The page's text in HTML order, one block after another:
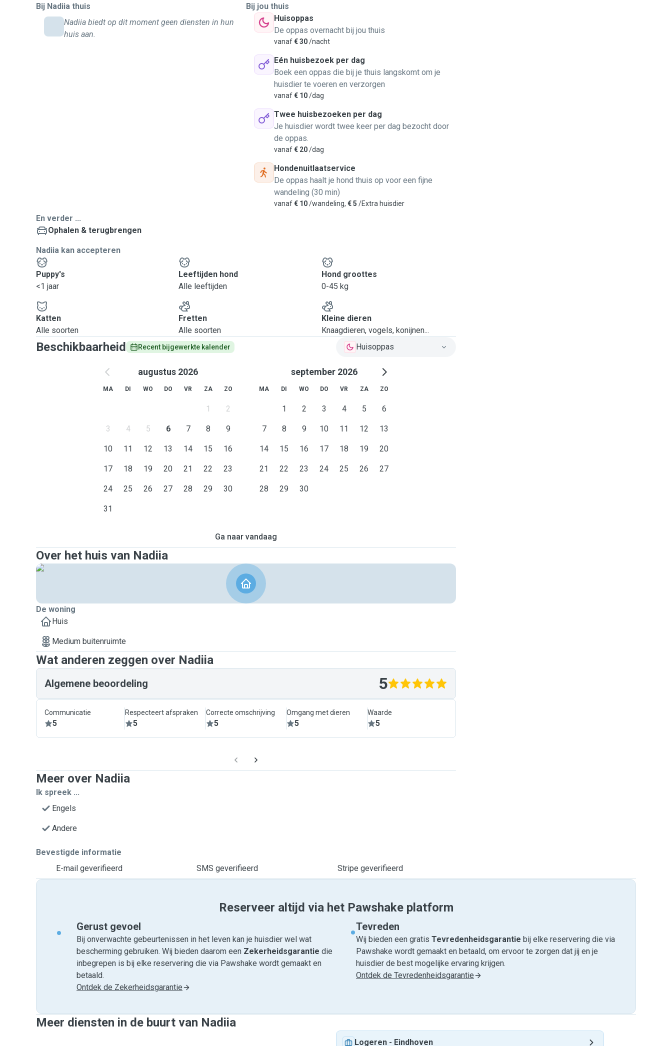
Bij Nadiia thuis
Nadiia biedt op dit moment geen diensten in hun
huis aan.
Bij jou thuis
Huisoppas
De oppas overnacht bij jou thuis
vanaf€ 30/nacht
Eén huisbezoek per dag
Boek een oppas die bij je thuis langskomt om je
huisdier te voeren en verzorgen
vanaf€ 10/dag
Twee huisbezoeken per dag
Je huisdier wordt twee keer per dag bezocht door
de oppas.
vanaf€ 20/dag
Hondenuitlaatservice
De oppas haalt je hond thuis op voor een fijne
wandeling (30 min)
vanaf€ 10/wandeling, € 5 /Extra huisdier
En verder ...
Ophalen & terugbrengen
Nadiia kan accepteren
Puppy's
<1 jaar
Leeftijden hond
Alle leeftijden
Hond groottes
0-45 kg
Katten
Alle soorten
Fretten
Alle soorten
Kleine dieren
Knaagdieren, vogels, konijnen...
Beschikbaarheid Recent bijgewerkte kalender Huisoppas
augustus 2026
MA DI WO DO VR ZA ZO
1 2
3 4 5 6 7 8 9
10 11 12 13 14 15 16
17 18 19 20 21 22 23
24 25 26 27 28 29 30
31
september 2026
MA DI WO DO VR ZA ZO
1 2 3 4 5 6
7 8 9 10 11 12 13
14 15 16 17 18 19 20
21 22 23 24 25 26 27
28 29 30
Ga naar vandaag
Over het huis van Nadiia
De woning
Huis
Medium buitenruimte
Wat anderen zeggen over Nadiia
Algemene beoordeling 5
Communicatie
5
Respecteert afspraken
5
Correcte omschrijving
5
Omgang met dieren
5
Waarde
5
Meer over Nadiia
Ik spreek ...
Engels
Andere
Bevestigde informatie
E-mail geverifieerd
SMS geverifieerd Stripe geverifieerd
Reserveer altijd via het Pawshake platform
Gerust gevoel
Bij onverwachte gebeurtenissen in het leven kan je huisdier wel wat
bescherming gebruiken. Wij bieden daarom een Zekerheidsgarantie die
inbegrepen is bij elke reservering die via Pawshake wordt gemaakt en
betaald.
Ontdek de Zekerheidsgarantie
Tevreden
Wij bieden een gratis Tevredenheids­garantie bij elke reservering die via
Pawshake wordt gemaakt en betaald, om ervoor te zorgen dat jij en je
huisdier de best mogelijke ervaring krijgen.
Ontdek de Tevredenheidsgarantie
Meer diensten in de buurt van Nadiia
Logeren - Eindhoven